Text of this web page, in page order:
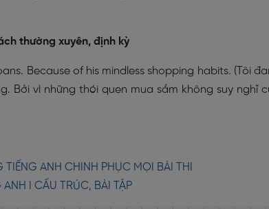
thường xuyên, định kỳ
Because of his mindless shopping habits. (Tôi
Bởi vì những thói quen mua sắm không suy nghĩ
ANH CHINH PHỤC MỌI BÀI THI
I CẤU TRÚC, BÀI TẬP